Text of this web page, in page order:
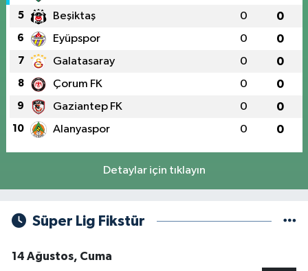
5 Beşiktaş 0 0
6 Eyüpspor 0 0
7 Galatasaray 0 0
8 Çorum FK 0 0
9 Gaziantep FK 0 0
10 Alanyaspor 0 0
Detaylar için tıklayın
Süper Lig Fikstür
14 Ağustos, Cuma